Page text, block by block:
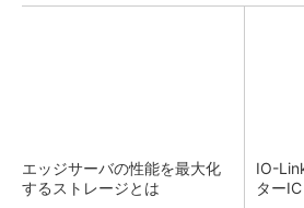
エッジサーバの性能を最大化
するストレージとは
IO-
ター